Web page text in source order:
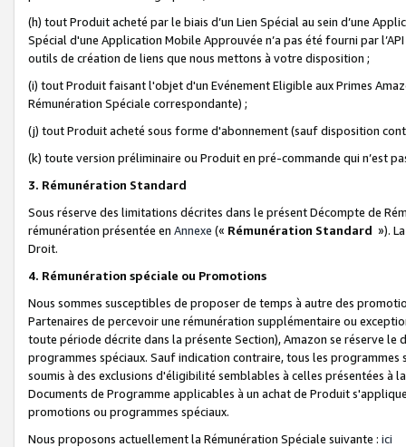
(h) tout Produit acheté par le biais d’un Lien Spécial au sein d’une
Spécial d'une Application Mobile Approuvée n’a pas été fourni par
outils de création de liens que nous mettons à votre disposition ;
(i) tout Produit faisant l'objet d'un Evénement Eligible aux Primes
Rémunération Spéciale correspondante) ;
(j) tout Produit acheté sous forme d'abonnement (sauf disposition
(k) toute version préliminaire ou Produit en pré-commande qui n’est
3. Rémunération Standard
Sous réserve des limitations décrites dans le présent Décompte de
rémunération présentée en Annexe (« Rémunération Standard »).
Droit.
4. Rémunération spéciale ou Promotions
Nous sommes susceptibles de proposer de temps à autre des
Partenaires de percevoir une rémunération supplémentaire ou
toute période décrite dans la présente Section), Amazon se réserve
programmes spéciaux. Sauf indication contraire, tous les
soumis à des exclusions d'éligibilité semblables à celles présentées à
Documents de Programme applicables à un achat de Produit
promotions ou programmes spéciaux.
Nous proposons actuellement la Rémunération Spéciale suivante : ici